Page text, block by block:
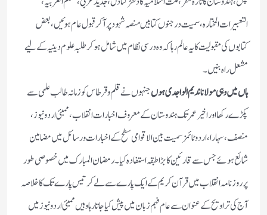
التعبیرات المختارہ، سمیت درجنوں کتابیں منصہ شہود پر آکر قبول عام ہوئیں، بعض
کتابوں کی مقبولیت کا یہ عالم رہا کہ وہ درسی نظام میں شامل ہوکر طلبہ علوم دینیہ کےلیے
مشعل راہ بنیں۔
ہاں میں وہی مولانا ندیم الواجدی ہوںجنہوں نے قلم و قرطاس کو زمانہ طالب علمی سے
پکڑے رکھا اور اخیر عمر تک ہندوستان کے معروف اخبارات انقلاب،ممبئی اردو نیوز،
منصف، سہارا، اردو ٹائمز سمیت بین الاقوامی سطح کے اخبارات ورسائل میں مضامین
شائع ہوئے جس سے قارئین کا بڑا طبقہ استفادہ کیا۔ رمضان المبارک میں خصوصی طور
پر روزنامہ انقلاب میں قرآن کریم کے ایک پارے سے لے کر تیس پارے تک کا خلاصہ
آج کی تراویح کے عنوان سے عام فہم زبان میں پیش کیاجاتا رہا وہیں ممبئی اردو نیوز میں